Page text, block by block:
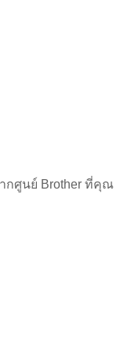
กศูนย์ Brother ที่คุณ